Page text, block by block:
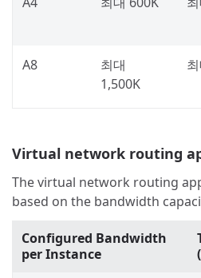
A8
최대
1,500K
Virtual network routing
The virtual network routing
based on the bandwidth
Configured Bandwidth
per Instance